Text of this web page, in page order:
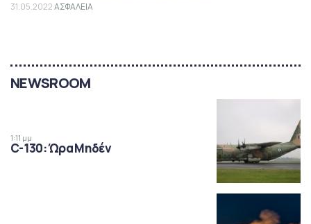
31.05.2022ΑΣΦΑΛΕΙΑ
NEWSROOM
1:11 μμ
C-130: Ώρα Μηδέν